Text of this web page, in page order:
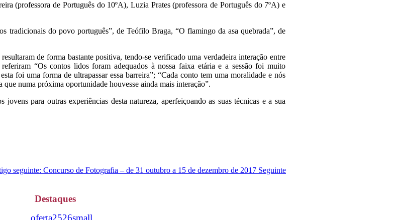
(professora de Português do 10ºA), Luzia Prates (professora de Português do 7ºA) e
tradicionais do povo português”, de Teófilo Braga, “O flamingo da asa quebrada”, de
de forma bastante positiva, tendo-se verificado uma verdadeira interação entre
“Os contos lidos foram adequados à nossa faixa etária e a sessão foi muito
foi uma forma de ultrapassar essa barreira”; “Cada conto tem uma moralidade e nós
numa próxima oportunidade houvesse ainda mais interação”.
para outras experiências desta natureza, aperfeiçoando as suas técnicas e a sua
seguinte: Concurso de Fotografia – de 31 outubro a 15 de dezembro de 2017 Seguinte
Destaques